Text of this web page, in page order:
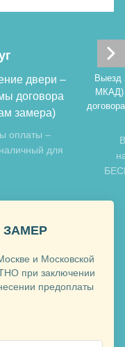
Хочу такую
двери –
договора
замера)
оплаты –
для
Выезд
ЗАМЕР
и Московской
при заключении
предоплаты